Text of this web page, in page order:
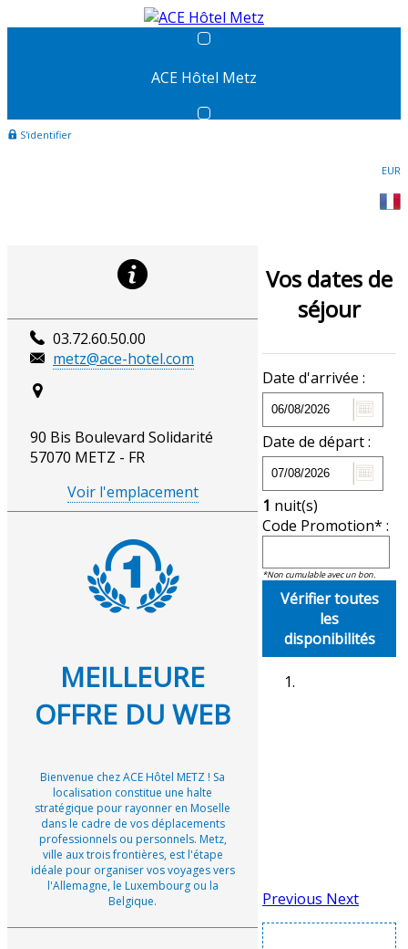
ACE Hôtel Metz
S'identifier
EUR
03.72.60.50.00
metz@ace-hotel.com
90 Bis Boulevard Solidarité
57070 METZ - FR
Voir l'emplacement
MEILLEURE
OFFRE DU WEB
Bienvenue chez ACE Hôtel METZ ! Sa
localisation constitue une halte
stratégique pour rayonner en Moselle
dans le cadre de vos déplacements
professionnels ou personnels. Metz,
ville aux trois frontières, est l'étape
idéale pour organiser vos voyages vers
l'Allemagne, le Luxembourg ou la
Belgique.
Vos dates de
séjour
Date d'arrivée :
Date de départ :
1 nuit(s)
Code Promotion* :
*Non cumulable avec un bon.
Vérifier toutes
les
disponibilités
Previous Next